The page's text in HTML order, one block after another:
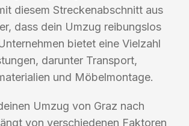
diesem Streckenabschnitt aus
dass dein Umzug reibungslos
bietet eine Vielzahl
darunter Transport,
und Möbelmontage.
Umzug von Graz nach
von verschiedenen Faktoren